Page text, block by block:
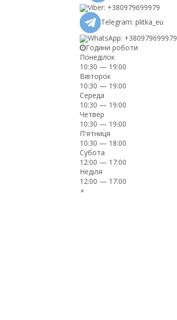
Viber: +380979699979
Telegram: plitka_eu
WhatsApp: +380979699979
Години роботи
Понеділок
10:30 — 19:00
Вівторок
10:30 — 19:00
Середа
10:30 — 19:00
Четвер
10:30 — 19:00
П'ятниця
10:30 — 18:00
Субота
12:00 — 17:00
Неділя
12:00 — 17:00
×